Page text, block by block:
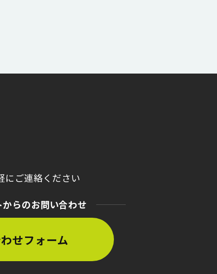
にご連絡ください
らのお問い合わせ
せフォーム